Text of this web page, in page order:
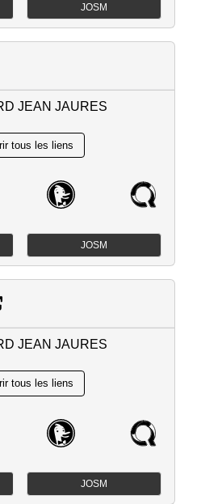
JOSM
JEAN JAURES
JOSM
JEAN JAURES
JOSM